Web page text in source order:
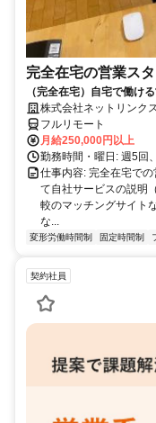
完全在宅の営業ス
（完全在宅）自宅で働け
いません。
株式会社ネットリンクス
フルリモート
月給250,000円以上
勤務時間・曜日: 週5回
仕事内容: 完全在宅で
て自社サービスの説明
較のマッチングサイト
な...
変形労働時間制 固定時間制
契約社員